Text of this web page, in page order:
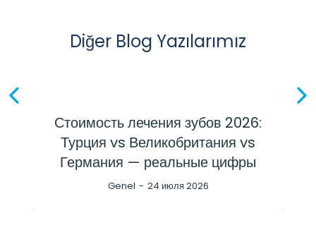
Diğer Blog Yazılarımız
Стоимость лечения зубов 2026:
Турция vs Великобритания vs
Германия — реальные цифры
Genel 24 июля 2026